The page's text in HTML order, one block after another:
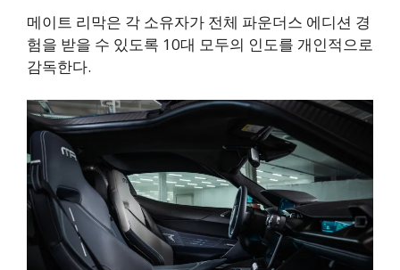
메이트 리막은 각 소유자가 전체 파운더스 에디션 경
험을 받을 수 있도록 10대 모두의 인도를 개인적으로
감독한다.